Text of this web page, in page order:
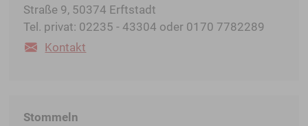
Straße 9, 50374 Erftstadt
Tel. privat: 02235 - 43304 oder 0170 7782289
Kontakt
Stommeln